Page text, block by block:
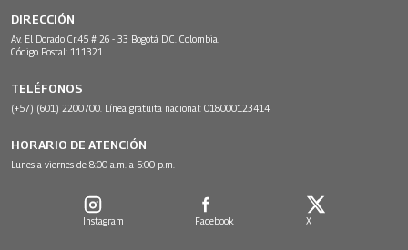
DIRECCIÓN
Av. El Dorado Cr.45 # 26 - 33 Bogotá D.C. Colombia.
Código Postal: 111321
TELÉFONOS
(+57) (601) 2200700. Línea gratuita nacional: 018000123414
HORARIO DE ATENCIÓN
Lunes a viernes de 8:00 a.m. a 5:00 p.m.
Instagram Facebook X